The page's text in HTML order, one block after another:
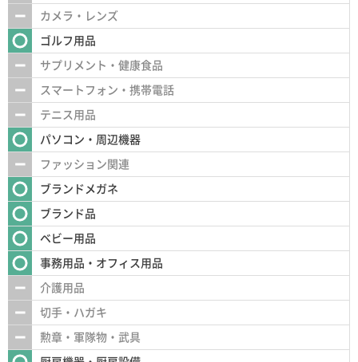
カメラ・レンズ
ゴルフ用品
サプリメント・健康食品
スマートフォン・携帯電話
テニス用品
パソコン・周辺機器
ファッション関連
ブランドメガネ
ブランド品
ベビー用品
事務用品・オフィス用品
介護用品
切手・ハガキ
勲章・軍隊物・武具